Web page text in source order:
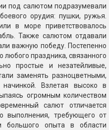
под салютом подразумевали
орудия: пушки, ружья.
в море приветствовалось
Также салютом отдавали
важную победу. Постепенно
праздника, связанного
простые и незатейливые,
заменять разноцветными,
Взлетая высоко в
огромным количеством
салют отличается
выполнения, требующего от
большого опыта в области